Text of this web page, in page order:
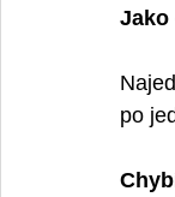
Jako
po